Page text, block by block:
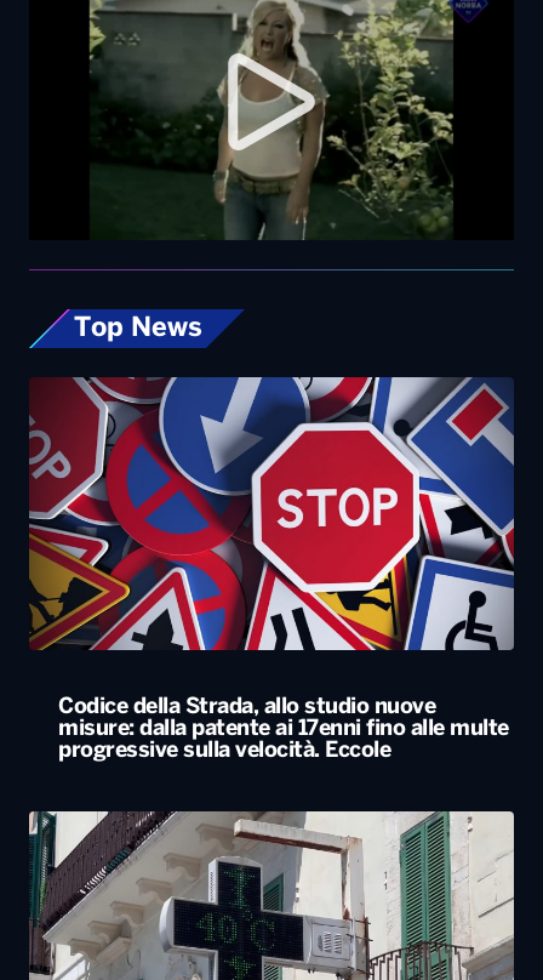
Top News
Codice della Strada, allo studio nuove
misure: dalla patente ai 17enni fino alle multe
progressive sulla velocità. Eccole